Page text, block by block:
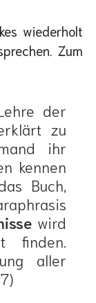
wiederholt
Zum
der
zu
ihr
kennen
Buch,
wird
finden.
aller